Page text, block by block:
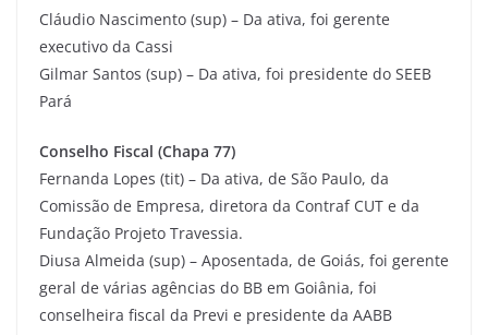
Cláudio Nascimento (sup) – Da ativa, foi gerente
executivo da Cassi
Gilmar Santos (sup) – Da ativa, foi presidente do SEEB
Pará
Conselho Fiscal (Chapa 77)
Fernanda Lopes (tit) – Da ativa, de São Paulo, da
Comissão de Empresa, diretora da Contraf CUT e da
Fundação Projeto Travessia.
Diusa Almeida (sup) – Aposentada, de Goiás, foi gerente
geral de várias agências do BB em Goiânia, foi
conselheira fiscal da Previ e presidente da AABB